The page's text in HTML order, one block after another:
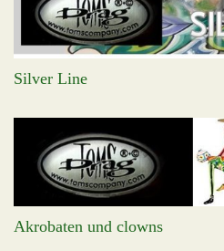
Silver Line
Akrobaten und clowns